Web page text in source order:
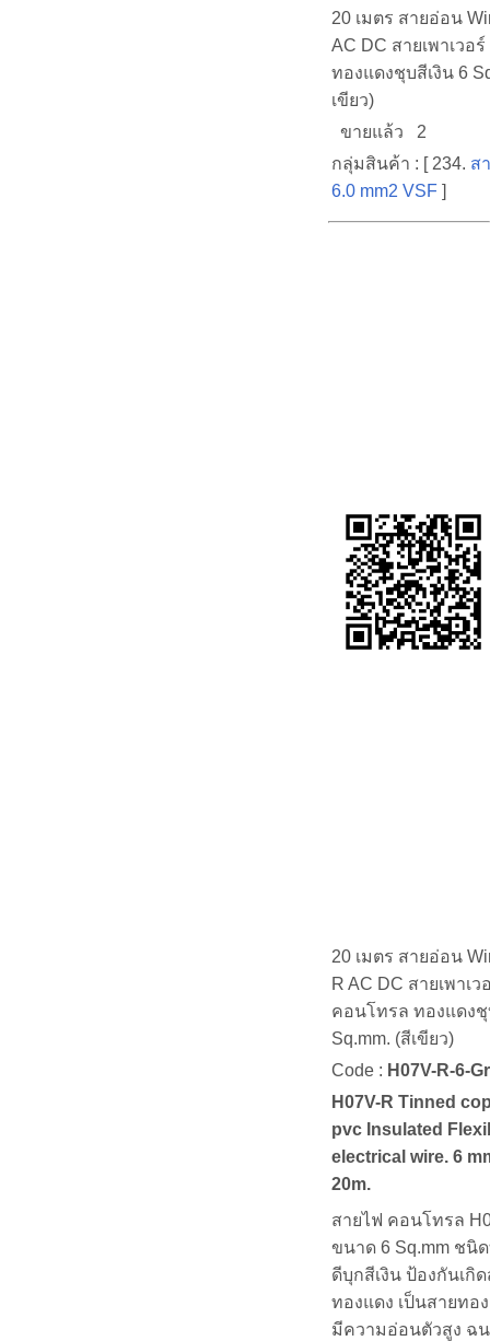
20 เมตร สายอ่อน
AC DC สายเพาเวอ
ทองแดงชุบสีเงิน 6
เขียว)
ขายแล้ว 2
กลุ่มสินค้า : [ 234. ส
6.0 mm2 VSF ]
20 เมตร สายอ่อน
R AC DC สายเพาเว
คอนโทรล ทองแดงชุ
Sq.mm. (สีเขียว)
Code : H07V-R-6-
H07V-R Tinned
pvc Insulated
electrical wire. 6
20m.
สายไฟ คอนโทรล
ขนาด 6 Sq.mm ชนิ
ดีบุกสีเงิน ป้องกันเกิ
ทองแดง เป็นสายทอ
มีความอ่อนตัวสูง ฉ